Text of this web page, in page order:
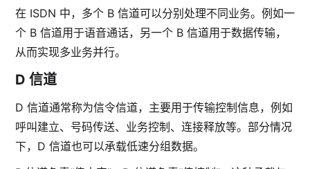
在 ISDN 中，多个 B 信道可以分别处理不同业务。例如一
个 B 信道用于语音通话，另一个 B 信道用于数据传输，
从而实现多业务并行。
D 信道
D 信道通常称为信令信道，主要用于传输控制信息，例如
呼叫建立、号码传送、业务控制、连接释放等。部分情况
下，D 信道也可以承载低速分组数据。